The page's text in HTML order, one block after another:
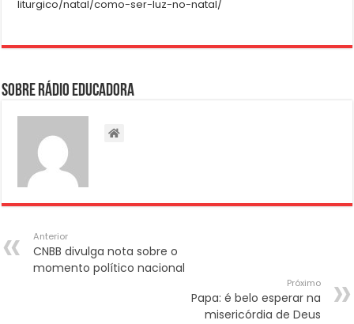
liturgico/natal/como-ser-luz-no-natal/
Sobre Rádio Educadora
Anterior
CNBB divulga nota sobre o
momento político nacional
Próximo
Papa: é belo esperar na
misericórdia de Deus